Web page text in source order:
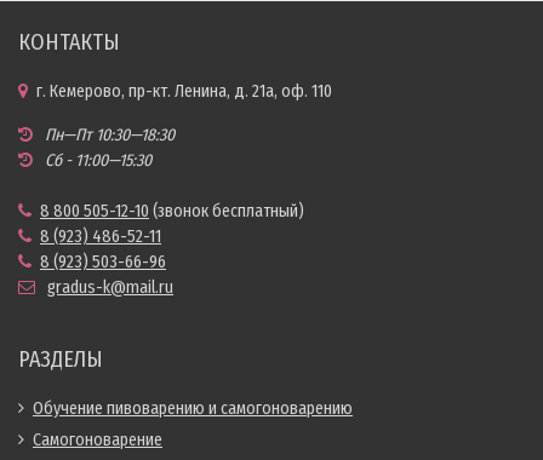
КОНТАКТЫ
г. Кемерово, пр-кт. Ленина, д. 21а, оф. 110
Пн—Пт 10:30—18:30
Сб - 11:00—15:30
8 800 505-12-10 (звонок бесплатный)
8 (923) 486-52-11
8 (923) 503-66-96
gradus-k@mail.ru
РАЗДЕЛЫ
Обучение пивоварению и самогоноварению
Самогоноварение